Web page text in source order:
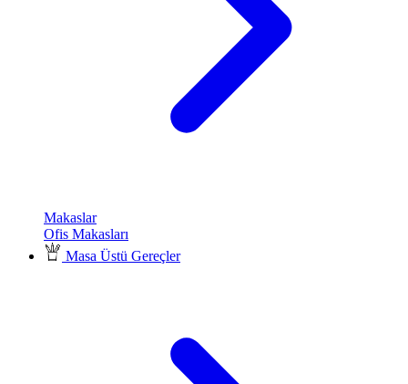
Makaslar
Ofis Makasları
Masa Üstü Gereçler